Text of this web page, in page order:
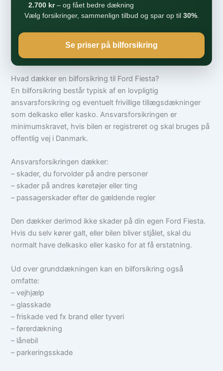
2.700 kr– og fået bedre dækning
Vælg forsikringer, sammenlign tilbud og spar op til 30%.
Se priser på bilforsikring
Hvad dækker en bilforsikring til Ford Fiesta?
En bilforsikring består typisk af en lovpligtig
ansvarsforsikring og eventuelt frivillige tillægsdækninger
som delkasko eller kasko. Ansvarsforsikringen er
minimumskravet, hvis bilen er registreret og skal bruges på
offentlig vej i Danmark.
Ansvarsforsikringen dækker:
– skader, du forvolder på andre personer
– skader på andres køretøjer eller ting
– passagerskader efter de gældende regler
Den dækker derimod ikke skader på din egen Ford Fiesta.
Hvis du selv kører galt, eller bilen bliver stjålet, skal du
normalt have delkasko eller kasko for at få erstatning.
Ud over grunddækningen kan en bilforsikring også
omfatte:
– vejhjælp
– glasskade
– friskade ved fx brand eller tyveri
– førerdækning
– lånebil
– parkeringsskade